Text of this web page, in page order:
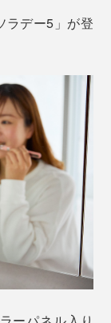
ラデー5」が登